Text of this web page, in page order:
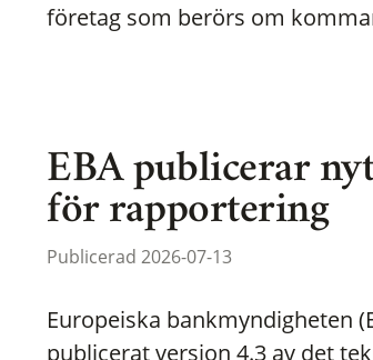
företag som berörs om
EBA publicerar
för rapportering
Publicerad 2026-07-13
Europeiska bankmyndigheten
publicerat version 4.3 av det